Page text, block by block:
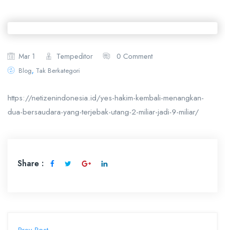
Mar 1 Tempeditor 0 Comment
Blog, Tak Berkategori
https://netizenindonesia.id/yes-hakim-kembali-menangkan-
dua-bersaudara-yang-terjebak-utang-2-miliar-jadi-9-miliar/
Share :